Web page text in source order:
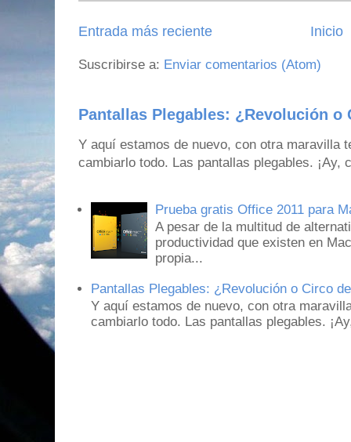
Entrada más reciente Inicio
Suscribirse a: Enviar comentarios (Atom)
Pantallas Plegables: ¿Revolución o
Y aquí estamos de nuevo, con otra maravilla
cambiarlo todo. Las pantallas plegables. ¡Ay,
Prueba gratis Office 2011 para
A pesar de la multitud de
productividad que existen en
propia...
Pantallas Plegables: ¿Revolución o Circo
Y aquí estamos de nuevo, con otra
cambiarlo todo. Las pantallas plegables.